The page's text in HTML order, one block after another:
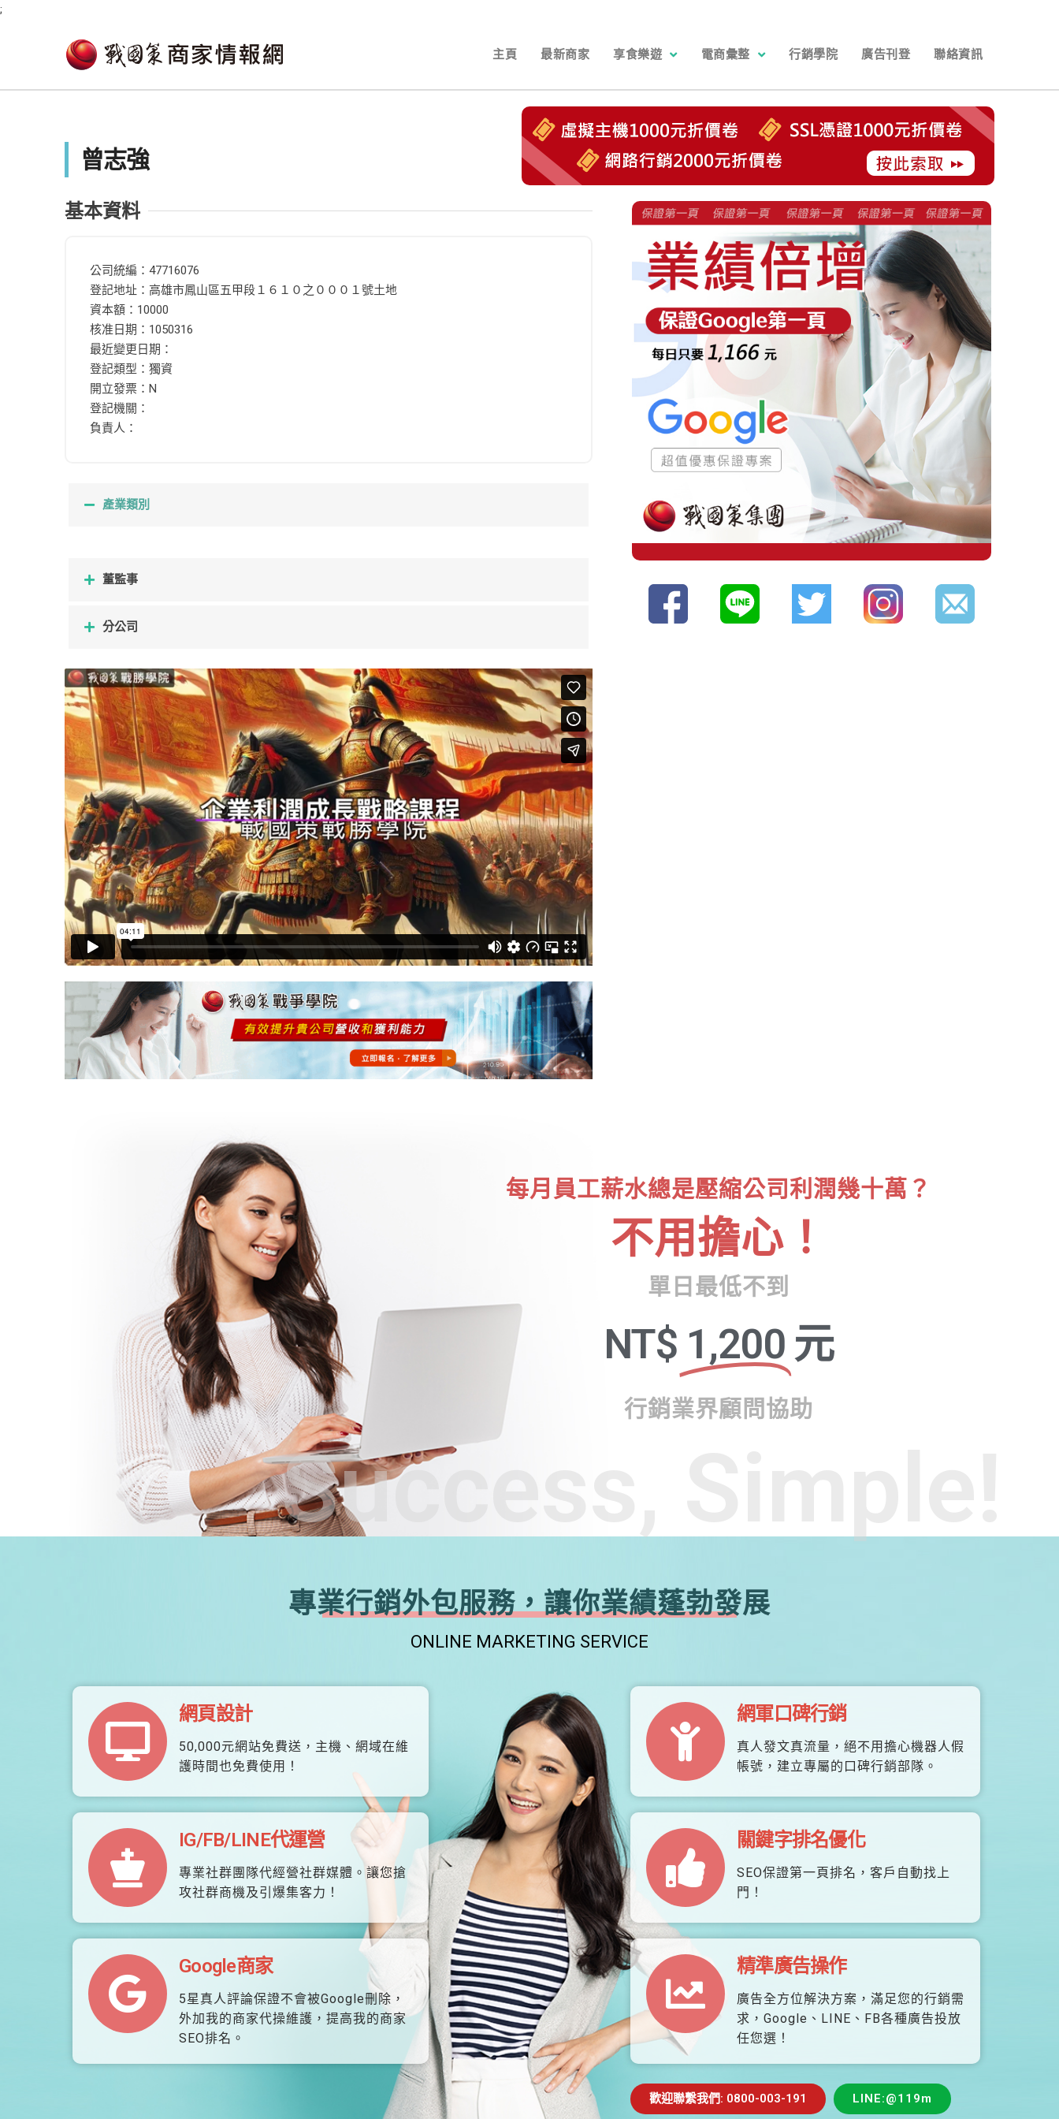
;
主頁 最新商家 享食樂遊 電商彙整 行銷學院 廣告刊登 聯絡資訊
曾志強
基本資料
公司統編：47716076
登記地址：高雄市鳳山區五甲段１６１０之０００１號土地
資本額：10000
核准日期：1050316
最近變更日期：
登記類型：獨資
開立發票：N
登記機關：
負責人：
產業類別
董監事
分公司
Success, Simple!
每月員工薪水總是壓縮公司利潤幾十萬？
不用擔心！
單日最低不到
NT$ 1,200 元
行銷業界顧問協助
專業行銷外包服務，讓你業績蓬勃發展
ONLINE MARKETING SERVICE
網頁設計
50,000元網站免費送，主機、網域在維
護時間也免費使用！
IG/FB/LINE代運營
專業社群團隊代經營社群媒體。讓您搶
攻社群商機及引爆集客力！
Google商家
5星真人評論保證不會被Google刪除，
外加我的商家代操維護，提高我的商家
SEO排名。
網軍口碑行銷
真人發文真流量，絕不用擔心機器人假
帳號，建立專屬的口碑行銷部隊。
關鍵字排名優化
SEO保證第一頁排名，客戶自動找上
門！
精準廣告操作
廣告全方位解決方案，滿足您的行銷需
求，Google、LINE、FB各種廣告投放
任您選！
歡迎聯繫我們: 0800-003-191 LINE:@119m